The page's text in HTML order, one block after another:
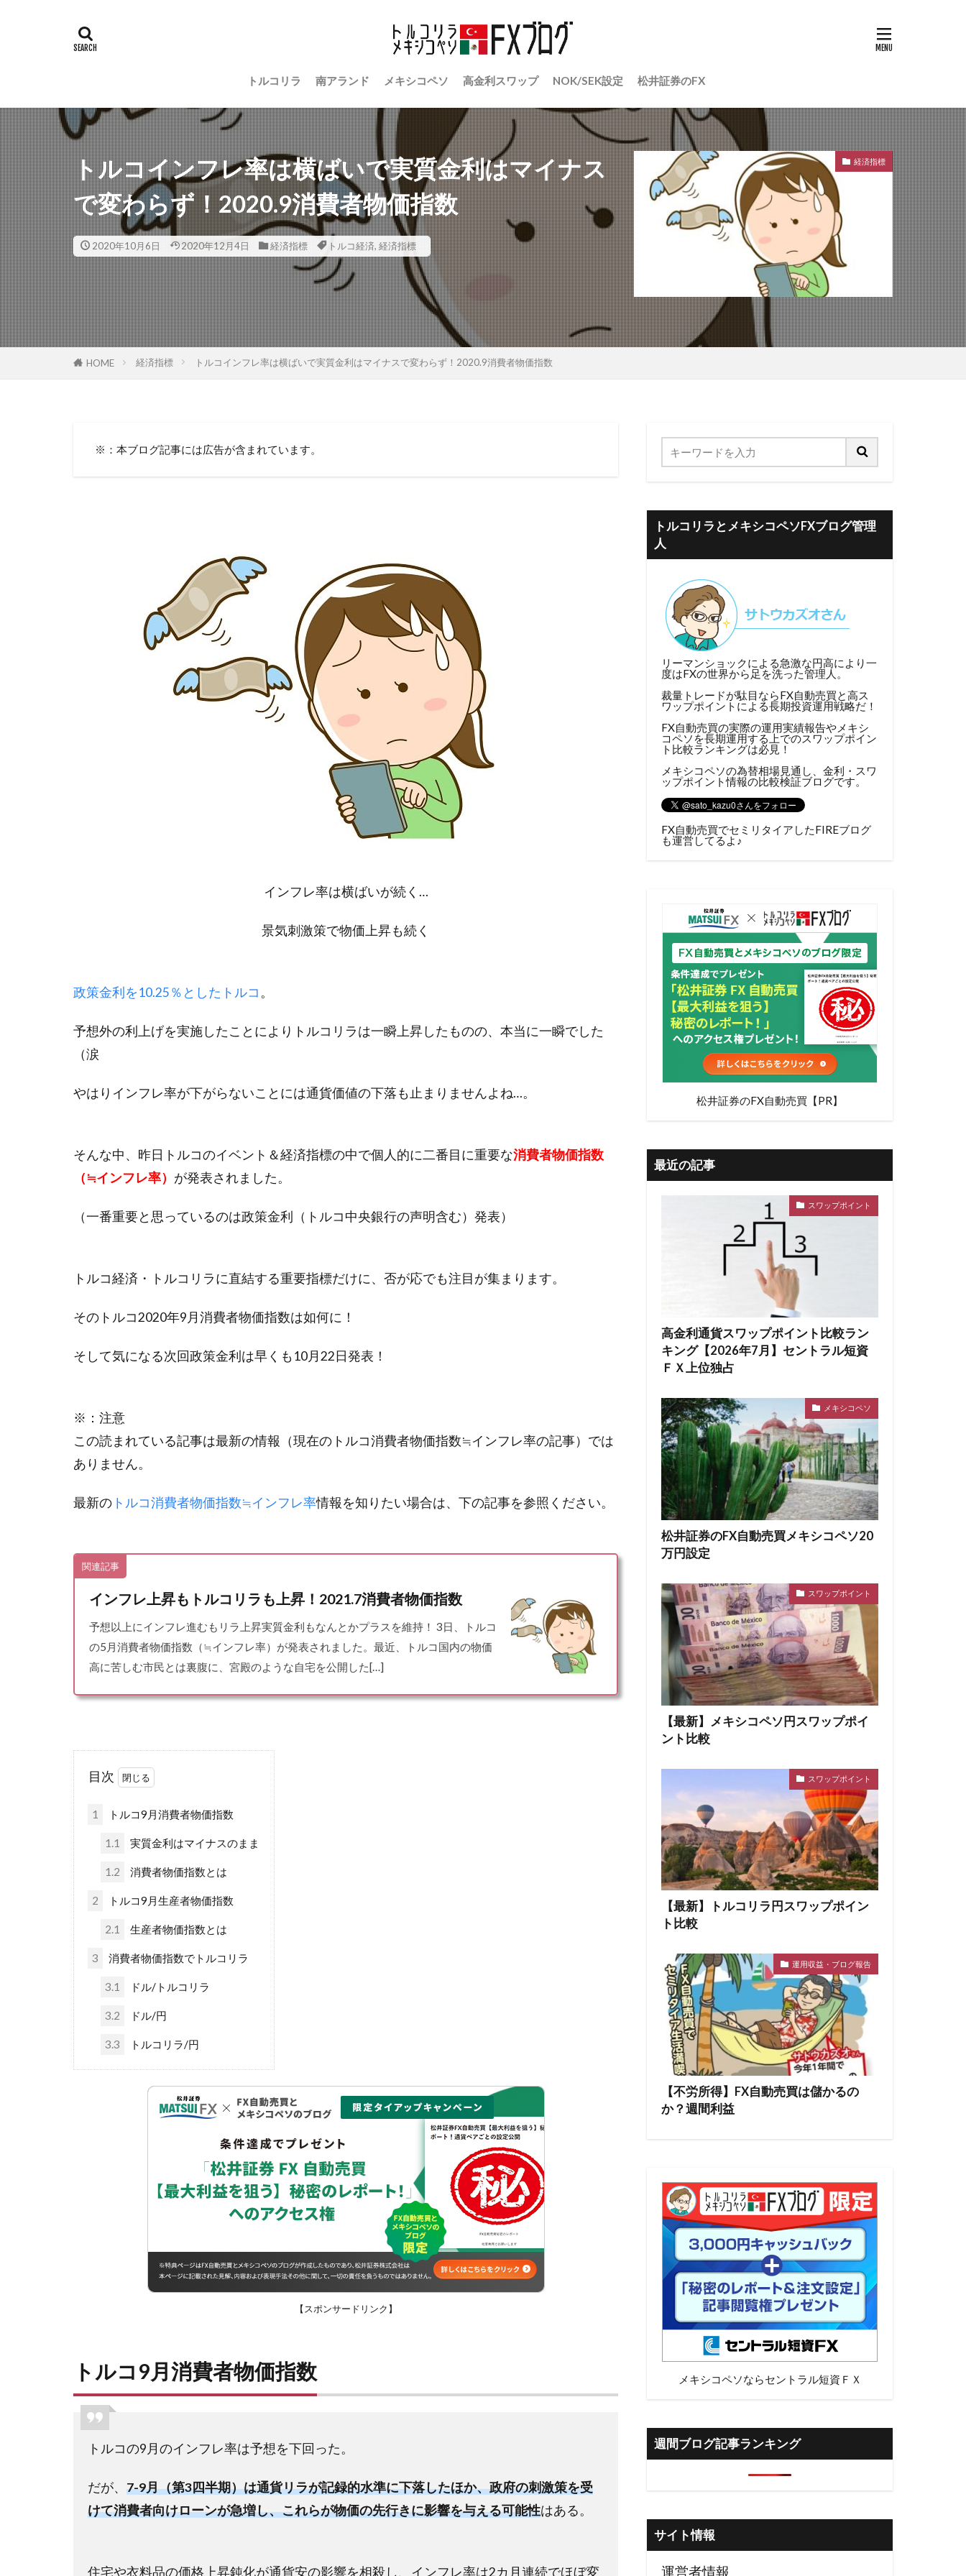
トルコリラ 南アランド メキシコペソ 高金利スワップ NOK/SEK設定 松井証券のFX
トルコインフレ率は横ばいで実質金利はマイナス
で変わらず！2020.9消費者物価指数
2020年10月6日 2020年12月4日 経済指標 トルコ経済, 経済指標
経済指標
HOME 経済指標 トルコインフレ率は横ばいで実質金利はマイナスで変わらず！2020.9消費者物価指数
※：本ブログ記事には広告が含まれています。
インフレ率は横ばいが続く…
景気刺激策で物価上昇も続く
政策金利を10.25％としたトルコ 。
予想外の利上げを実施したことによりトルコリラは一瞬上昇したものの、本当に一瞬でした
（涙
やはりインフレ率が下がらないことには通貨価値の下落も止まりませんよね…。
そんな中、昨日トルコのイベント＆経済指標の中で個人的に二番目に重要な消費者物価指数
（≒インフレ率） が発表されました。
（一番重要と思っているのは政策金利（トルコ中央銀行の声明含む）発表）
トルコ経済・トルコリラに直結する重要指標だけに、否が応でも注目が集まります。
そのトルコ2020年9月消費者物価指数は如何に！
そして気になる次回政策金利は早くも10月22日発表！
※：注意
この読まれている記事は最新の情報（現在のトルコ消費者物価指数≒インフレ率の記事）では
ありません。
最新の トルコ消費者物価指数≒インフレ率情報を知りたい場合は、下の記事を参照ください。
関連記事
インフレ上昇もトルコリラも上昇！2021.7消費者物価指数
予想以上にインフレ進むもリラ上昇実質金利もなんとかプラスを維持！ 3日、トルコ
の5月消費者物価指数（≒インフレ率）が発表されました。最近、トルコ国内の物価
高に苦しむ市民とは裏腹に、宮殿のような自宅を公開した[…]
目次
1 トルコ9月消費者物価指数
1.1 実質金利はマイナスのまま
1.2 消費者物価指数とは
2 トルコ9月生産者物価指数
2.1 生産者物価指数とは
3 消費者物価指数でトルコリラ
3.1 ドル/トルコリラ
3.2 ドル/円
3.3 トルコリラ/円
【スポンサードリンク】
トルコ9月消費者物価指数
トルコの9月のインフレ率は予想を下回った。
だが、 7-9月（第3四半期）は通貨リラが記録的水準に下落したほか、政府の刺激策を受
けて消費者向けローンが急増し、これらが物価の先行きに影響を与える可能性はある。
住宅や衣料品の価格上昇鈍化が通貨安の影響を相殺し、インフレ率は2カ月連続でほぼ変
トルコリラとメキシコペソFXブログ管理
人
リーマンショックによる急激な円高により一
度はFXの世界から足を洗った管理人。
裁量トレードが駄目ならFX自動売買と高ス
ワップポイントによる長期投資運用戦略だ！
FX自動売買の実際の運用実績報告やメキシ
コペソを長期運用する上でのスワップポイン
ト比較ランキングは必見！
メキシコペソの為替相場見通し、金利・スワ
ップポイント情報の比較検証ブログです。
FX自動売買でセミリタイアしたFIREブログ
も運営してるよ♪
松井証券のFX自動売買【PR】
最近の記事
スワップポイント
高金利通貨スワップポイント比較ラン
キング【2026年7月】セントラル短資
ＦＸ上位独占
メキシコペソ
松井証券のFX自動売買メキシコペソ20
万円設定
スワップポイント
【最新】メキシコペソ円スワップポイ
ント比較
スワップポイント
【最新】トルコリラ円スワップポイン
ト比較
運用収益・ブログ報告
【不労所得】FX自動売買は儲かるの
か？週間利益
メキシコペソならセントラル短資ＦＸ
週間ブログ記事ランキング
サイト情報
運営者情報